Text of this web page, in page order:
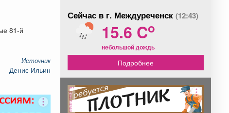
81-й
Источник
Денис Ильин
Сейчас в г. Междуреченск (12:43)
15.6 Co
небольшой дождь
Подробнее
реклама